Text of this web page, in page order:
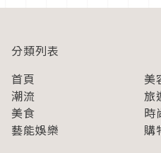
分類列表
首頁
美
潮流
旅
美食
時
藝能娛樂
購